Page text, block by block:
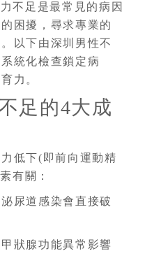
不足是最常見的病因
困擾，尋求專業的
以下由深圳男性不
統化檢查鎖定病
力。
足的4大成
低下(即前向運動精
有關：
泌尿道感染會直接破
狀腺功能異常影響